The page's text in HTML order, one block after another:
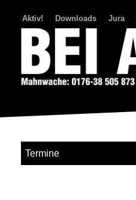
Aktiv! Downloads Jura
Termine